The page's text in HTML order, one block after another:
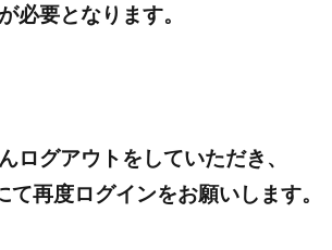
必要となります。
ログアウトをしていただき、
再度ログインをお願いします。